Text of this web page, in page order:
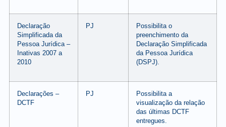
Declaração
Simplificada da
Pessoa Jurídica –
Inativas 2007 a
2010
PJ
Possibilita o
preenchimento da
Declaração Simplificada
da Pessoa Jurídica
(DSPJ).
Declarações –
DCTF
PJ
Possibilita a
visualização da relação
das últimas DCTF
entregues.